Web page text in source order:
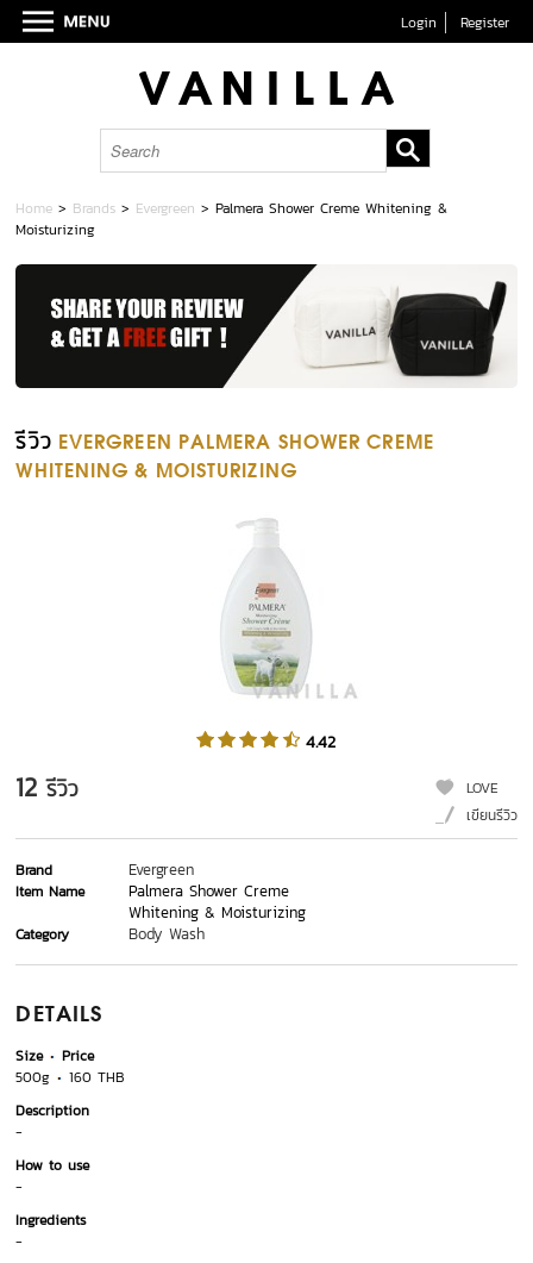
Login Register
Home > Brands > Evergreen >Palmera Shower Creme Whitening &
Moisturizing
รีวิว EVERGREEN PALMERA SHOWER CREME
WHITENING & MOISTURIZING
4.42
12 รีวิว
LOVE
เขียนรีวิว
Brand Evergreen
Item Name
Palmera Shower Creme
Whitening & Moisturizing
Category Body Wash
DETAILS
Size
Price
500g
160 THB
Description
-
How to use
-
Ingredients
-